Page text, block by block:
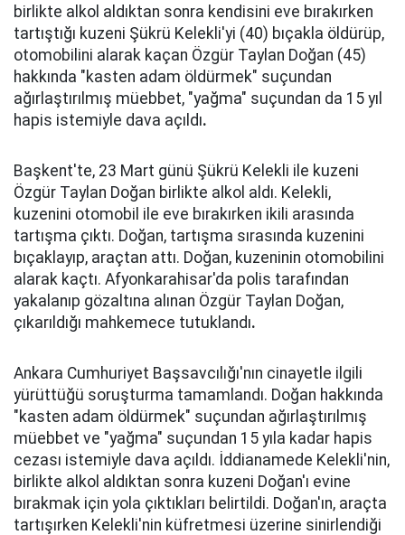
birlikte alkol aldıktan sonra kendisini eve bırakırken
tartıştığı kuzeni Şükrü Kelekli'yi (40) bıçakla öldürüp,
otomobilini alarak kaçan Özgür Taylan Doğan (45)
hakkında "kasten adam öldürmek" suçundan
ağırlaştırılmış müebbet, "yağma" suçundan da 15 yıl
hapis istemiyle dava açıldı.
Başkent'te, 23 Mart günü Şükrü Kelekli ile kuzeni
Özgür Taylan Doğan birlikte alkol aldı. Kelekli,
kuzenini otomobil ile eve bırakırken ikili arasında
tartışma çıktı. Doğan, tartışma sırasında kuzenini
bıçaklayıp, araçtan attı. Doğan, kuzeninin otomobilini
alarak kaçtı. Afyonkarahisar'da polis tarafından
yakalanıp gözaltına alınan Özgür Taylan Doğan,
çıkarıldığı mahkemece tutuklandı.
Ankara Cumhuriyet Başsavcılığı'nın cinayetle ilgili
yürüttüğü soruşturma tamamlandı. Doğan hakkında
"kasten adam öldürmek" suçundan ağırlaştırılmış
müebbet ve "yağma" suçundan 15 yıla kadar hapis
cezası istemiyle dava açıldı. İddianamede Kelekli'nin,
birlikte alkol aldıktan sonra kuzeni Doğan'ı evine
bırakmak için yola çıktıkları belirtildi. Doğan'ın, araçta
tartışırken Kelekli'nin küfretmesi üzerine sinirlendiği